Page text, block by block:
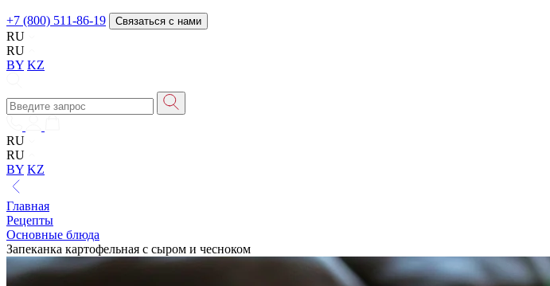
+7 (800) 511-86-19 Связаться с нами
RU
RU
BY KZ
RU
RU
BY KZ
Главная
Рецепты
Основные блюда
Запеканка картофельная с сыром и чесноком